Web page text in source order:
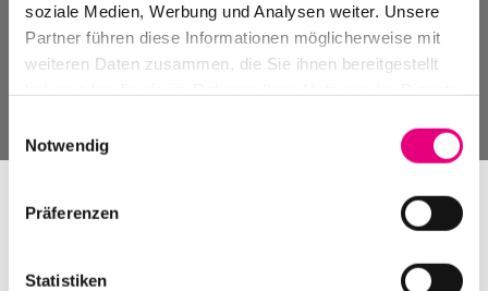
soziale Medien, Werbung und Analysen weiter. Unsere
Partner führen diese Informationen möglicherweise mit
weiteren Daten zusammen, die Sie ihnen bereitgestellt
Notwendig
Präferenzen
Statistiken
Events Archive
Past events, festivals, and venues